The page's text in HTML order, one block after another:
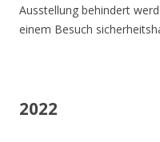
Ausstellung behindert
einem Besuch
2022